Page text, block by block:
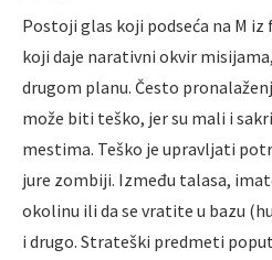
Postoji glas koji podseća na M
koji daje narativni okvir
drugom planu. Često
može biti teško, jer su mali i
mestima. Teško je upravljati
jure zombiji. Između talasa,
okolinu ili da se vratite u bazu
i drugo. Strateški predmeti